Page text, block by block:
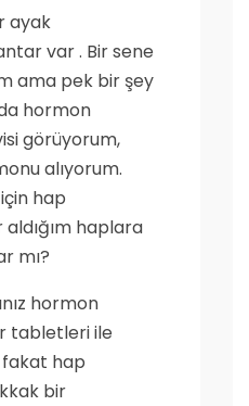
ayak
var . Bir sene
ama pek bir şey
hormon
görüyorum,
alıyorum.
hap
haplara
mı?
hormon
tabletleri ile
hap
bir